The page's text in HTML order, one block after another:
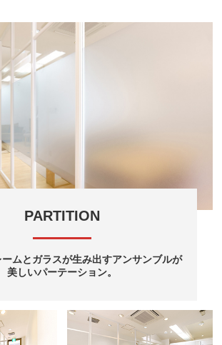
PARTITION
ムとガラスが生み出すアンサンブルが
美しいパーテーション。